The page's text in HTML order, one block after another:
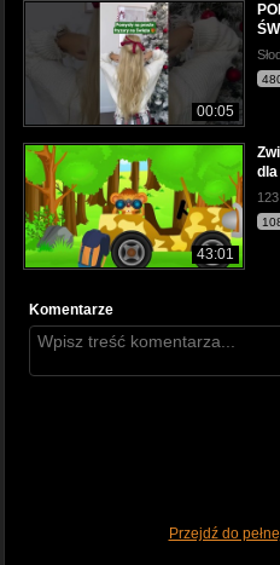
00:05
43:01
Komentarze
Przejdź do